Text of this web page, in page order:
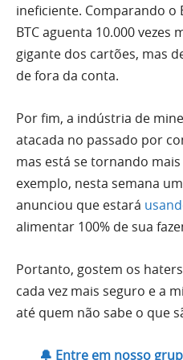
ineficiente. Comparando o
BTC aguenta 10.000 vezes
gigante dos cartões, mas
de fora da conta.
Por fim, a indústria de
atacada no passado por
mas está se tornando
exemplo, nesta semana
anunciou que estará
alimentar 100% de sua
Portanto, gostem os
cada vez mais seguro e a
até quem não sabe o que
🔔 Entre em nosso